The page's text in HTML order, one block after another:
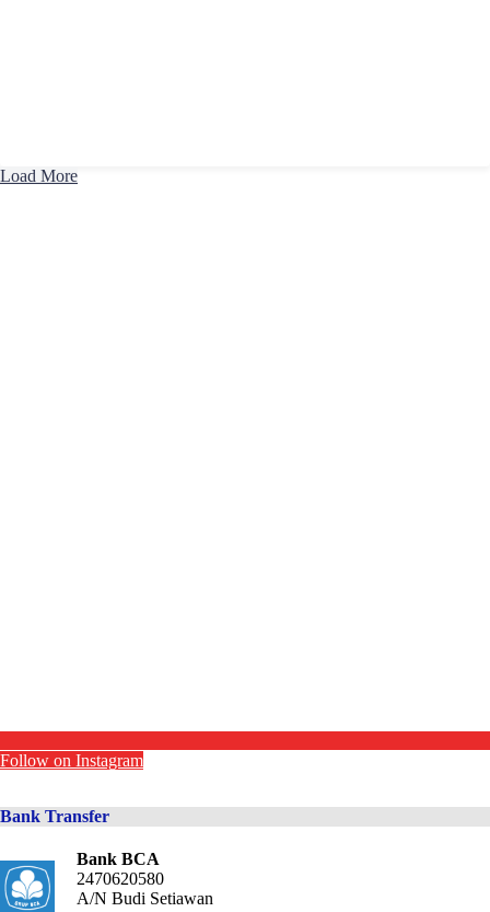
Load More
Follow on Instagram
Bank Transfer
Bank BCA
2470620580
A/N Budi Setiawan